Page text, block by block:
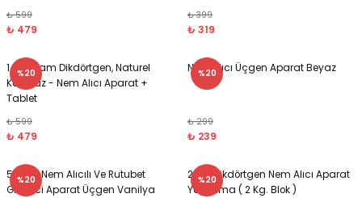
₺ 599
₺ 479
₺ 399
₺ 319
%20
1 Kilogram Dikdörtgen, Naturel
Kokusuz - Nem Alıcı Aparat +
Tablet
₺ 599
₺ 479
%20
Nem Alıcı Üçgen Aparat Beyaz
₺ 299
₺ 239
%20
500 gr Nem Alıcılı Ve Rutubet
Giderici Aparat Üçgen Vanilya
%20
2 Kg. Dikdörtgen Nem Alıcı Aparat
Yeşil Elma ( 2 Kg. Blok )